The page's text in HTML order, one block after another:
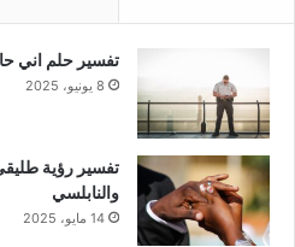
تفسير حلم
8 يونيو، 2025
تفسير رؤية
والنابلسي
14 مايو، 2025